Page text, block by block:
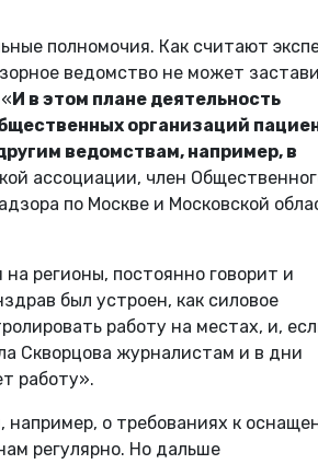
полномочия. Как считают
ведомство не может
И в этом плане деятельность
организаций
ведомствам, например, в
ассоциации, член
по Москве и Московской
регионы, постоянно говорит и
был устроен, как силовое
работу на местах, и,
Скворцова журналистам и в дни
работу».
о требованиях к
регулярно. Но дальше